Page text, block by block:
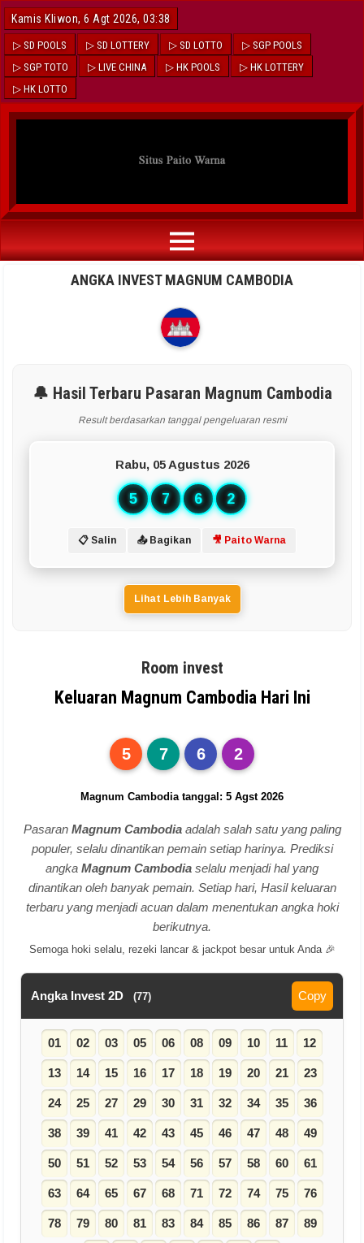
Kamis Kliwon, 6 Agt 2026, 03:38
▷ SD POOLS ▷ SD LOTTERY ▷ SD LOTTO
▷ SGP POOLS
▷ SGP TOTO
▷ LIVE CHINA ▷ HK POOLS
▷ HK LOTTERY
▷ HK LOTTO
ANGKA INVEST MAGNUM CAMBODIA
🔔 Hasil Terbaru Pasaran Magnum Cambodia
Result berdasarkan tanggal pengeluaran resmi
Rabu, 05 Agustus 2026
5 7 6 2
📋 Salin 📤 Bagikan 🎥 Paito Warna
Lihat Lebih Banyak
Room invest
Keluaran Magnum Cambodia Hari Ini
5 7 6 2
Magnum Cambodia tanggal: 5 Agst 2026
Pasaran Magnum Cambodiaadalah salah satu yang paling
populer, selalu dinantikan pemain setiap harinya. Prediksi
angka Magnum Cambodia selalu menjadi hal yang
dinantikan oleh banyak pemain. Setiap hari, Hasil keluaran
terbaru yang menjadi acuan dalam menentukan angka hoki
berikutnya.
Semoga hoki selalu, rezeki lancar & jackpot besar untuk Anda 🎉
Angka Invest 2D (77) Copy
01 02 03 05 06 08 09 10 11 12
13 14 15 16 17 18 19 20 21 23
24 25 27 29 30 31 32 34 35 36
38 39 41 42 43 45 46 47 48 49
50 51 52 53 54 56 57 58 60 61
63 64 65 67 68 71 72 74 75 76
78 79 80 81 83 84 85 86 87 89